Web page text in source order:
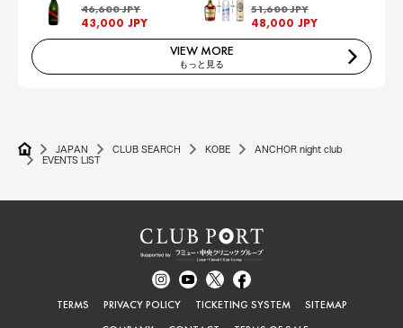
46,600 JPY
43,000 JPY
51,600 JPY
48,000 JPY
VIEW MORE
もっと見る
JAPAN CLUB SEARCH KOBE
ANCHOR night club
EVENTS LIST
TERMS PRIVACY POLICY TICKETING SYSTEM
SITEMAP